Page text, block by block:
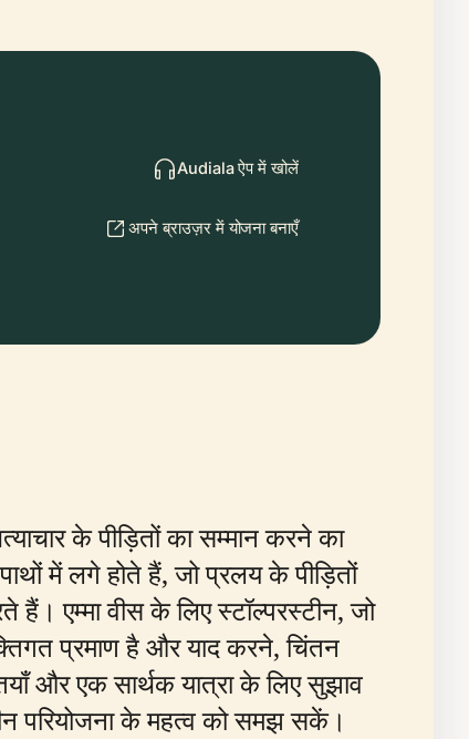
Audiala ऐप में खोलें
अपने ब्राउज़र में योजना बनाएँ
के पीड़ितों का सम्मान करने का
में लगे होते हैं, जो प्रलय के पीड़ितों
हैं। एम्मा वीस के लिए स्टॉल्परस्टीन, जो
प्रमाण है और याद करने, चिंतन
और एक सार्थक यात्रा के लिए सुझाव
परियोजना के महत्व को समझ सकें।